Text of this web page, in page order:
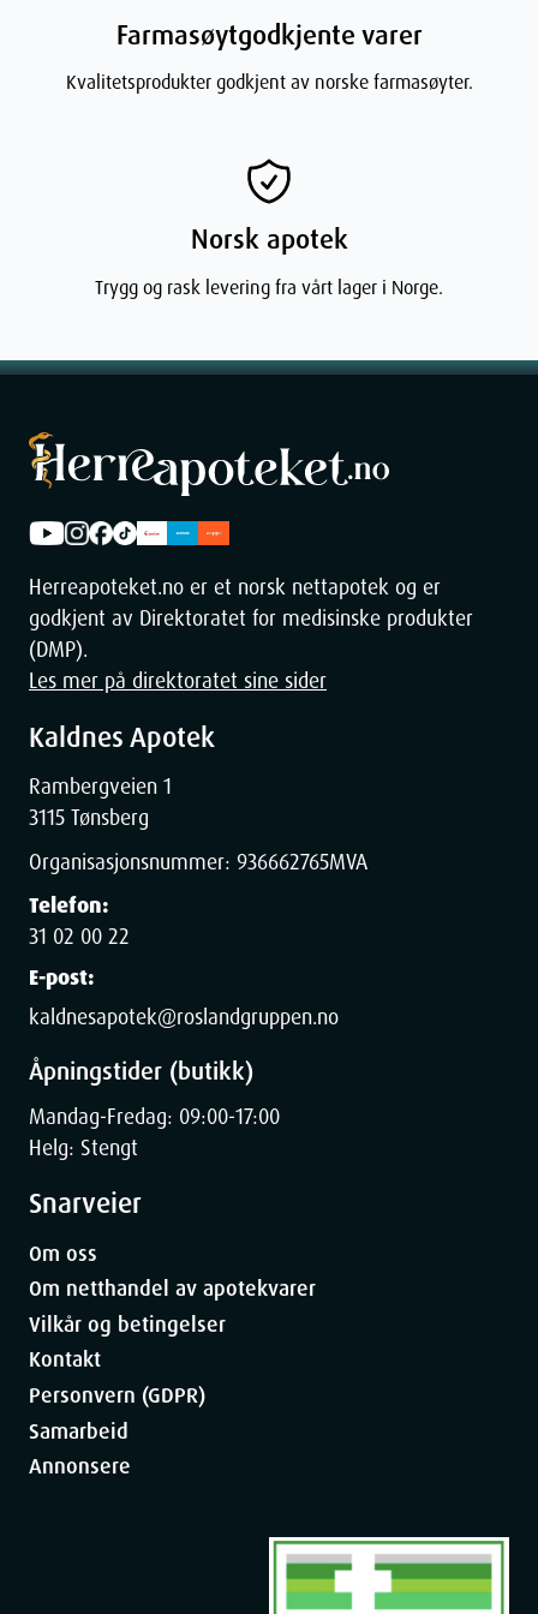
Dimensjoner
Weight 101g
Farmasøytgodkjente varer
Kvalitetsprodukter godkjent av norske farmasøyter.
Norsk apotek
Trygg og rask levering fra vårt lager i Norge.
Herreapoteket.no er et norsk nettapotek og er
godkjent av Direktoratet for medisinske produkter
(DMP).
Les mer på direktoratet sine sider
Kaldnes Apotek
Rambergveien 1
3115 Tønsberg
Organisasjonsnummer: 936662765MVA
Telefon:
31 02 00 22
E-post:
kaldnesapotek@roslandgruppen.no
Åpningstider (butikk)
Mandag-Fredag: 09:00-17:00
Helg: Stengt
Snarveier
Om oss
Om netthandel av apotekvarer
Vilkår og betingelser
Kontakt
Personvern (GDPR)
Samarbeid
Annonsere